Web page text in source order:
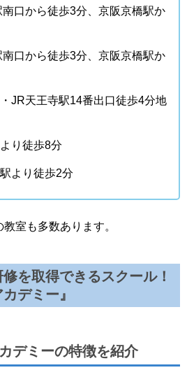
口から徒歩3分、京阪京橋駅か
口から徒歩3分、京阪京橋駅か
JR天王寺駅14番出口徒歩4分地
り徒歩8分
より徒歩2分
室も多数あります。
を取得できるスクール！
デミー』
デミーの特徴を紹介